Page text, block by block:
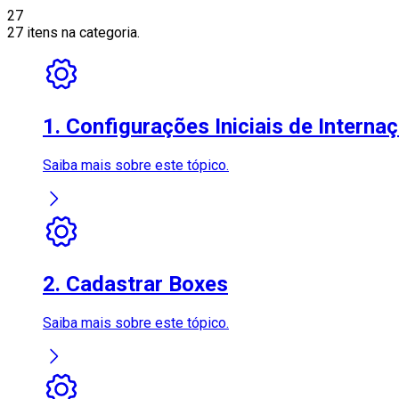
27
27 itens na categoria.
1. Configurações Iniciais de
Saiba mais sobre este tópico.
2. Cadastrar Boxes
Saiba mais sobre este tópico.